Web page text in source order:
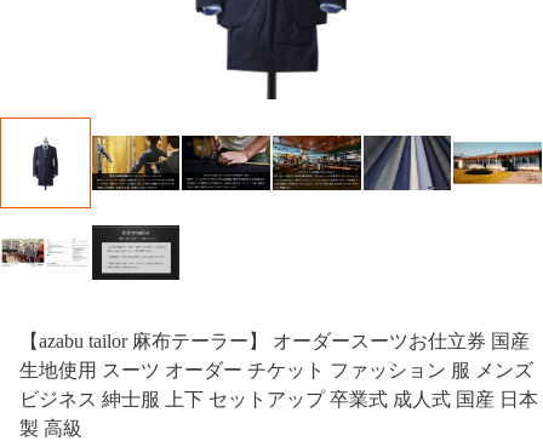
【azabu tailor 麻布テーラー】 オーダースーツお仕立券 国産
生地使用 スーツ オーダー チケット ファッション 服 メンズ
ビジネス 紳士服 上下 セットアップ 卒業式 成人式 国産 日本
製 高級